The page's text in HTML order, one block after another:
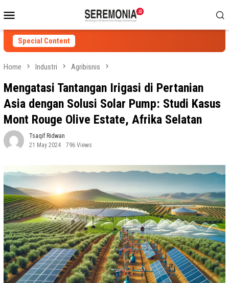
to
contentMenu
Special Content
Home Industri Agribisnis
Mengatasi Tantangan Irigasi di Pertanian
Asia dengan Solusi Solar Pump: Studi Kasus
Mont Rouge Olive Estate, Afrika Selatan
Tsaqif Ridwan
21 May 2024
796 Views